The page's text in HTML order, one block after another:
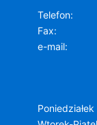
Telefon
Fax
e-mail
Poniedziałek